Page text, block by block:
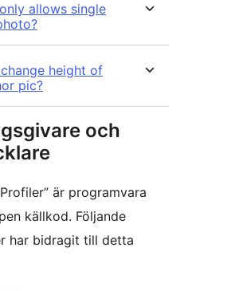
allows single
height of
pic?
och
är programvara
källkod. Följande
har bidragit till detta